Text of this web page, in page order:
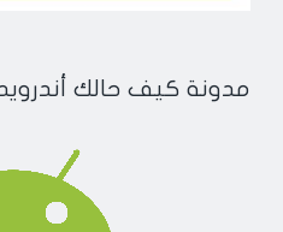
مدونة كيف حالك